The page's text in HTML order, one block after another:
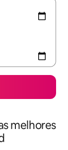
melhores